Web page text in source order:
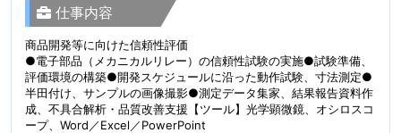
仕事内容
商品開発等に向けた信頼性評価
●電子部品（メカニカルリレー）の信頼性試験の実施●試験準備、
評価環境の構築●開発スケジュールに沿った動作試験、寸法測定●
半田付け、サンプルの画像撮影●測定データ集家、結果報告資料作
成、不具合解析・品質改善支援【ツール】光学顕微鏡、オシロスコ
ープ、Word／Excel／PowerPoint